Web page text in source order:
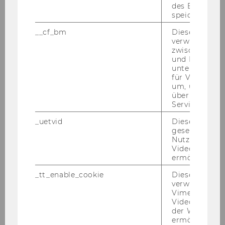
Wir bit­ten Be­wer­be­rin­nen und Be­wer­ber um
kos­ten, die aus An­lass von Auswahl-​ und Auf­
nah­me­ver­fah­ren ent­ste­hen, nicht von der Wirt­
schafts­uni­ver­si­tät Wien ab­ge­gol­ten wer­den
1.) Im In­sti­tut für In­for­ma­ti­ons­wirt­schaft ist vor­
aus­sicht­lich ab 5. No­vem­ber 2007 eine Stel­le
für einen Sys­tem­ad­mi­nis­tra­tor/eine Sys­tem­ad­
mi­nis­tra­to­rin (Ar­beit­neh­me­rIn der Wirt­schafts­
uni­ver­si­tät Wien gem. § 128 UG 2002 idgF),
System-​ und Netz­werk­ad­mi­nis­tra­ti­on, Auf­
recht­erhal­tung des lau­fen­den EDV-​Betriebs
am In­sti­tut (E-​Mail, Web-, Datenbank-​,
des
speichern.
__cf_bm
Dieses
verwendet,
zwischen
und Bots zu
für Vimeo
um, um
über die
Service zu
_uetvid
Dieses
gesetzt, um
Nutzung des
Videoplayers
ermöglichen
_tt_enable_cookie
Dieses
verwendet,
Vimeo-
der WU-
ermöglichen